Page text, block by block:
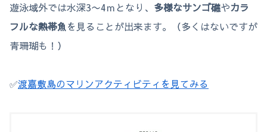
遊泳域外では水深3〜4ｍとなり、 多様なサンゴ礁やカラ
フルな熱帯魚を見ることが出来ます。（多くはないですが
青珊瑚も！）
✅渡嘉敷島のマリンアクティビティを見てみる